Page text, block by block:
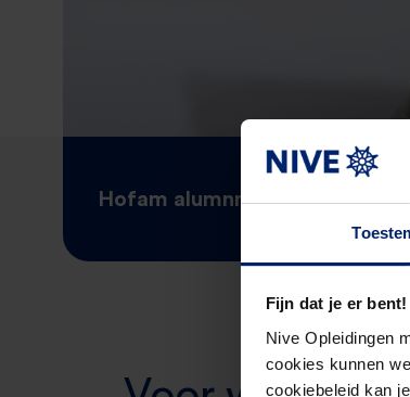
Fijn dat je er bent!
Nive Opleidingen
cookies kunnen
cookiebeleid kan
Hofam alumnna Hariëtte de